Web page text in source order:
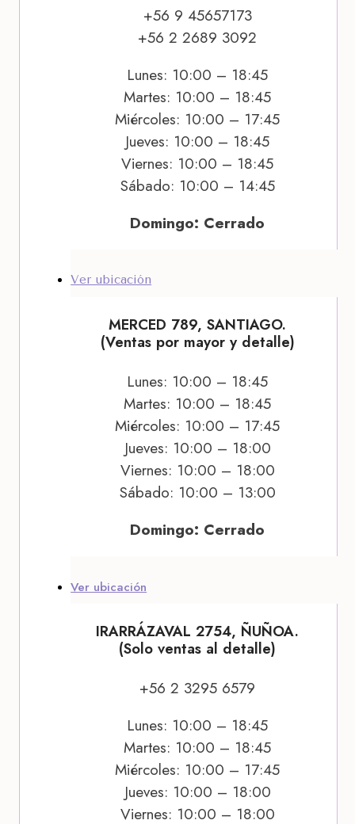
+56 9 45657173
+56 2 2689 3092
Lunes: 10:00 – 18:45
Martes: 10:00 – 18:45
Miércoles: 10:00 – 17:45
Jueves: 10:00 – 18:45
Viernes: 10:00 – 18:45
Sábado: 10:00 – 14:45
Domingo: Cerrado
Ver ubicación
MERCED 789, SANTIAGO.
(Ventas por mayor y detalle)
Lunes: 10:00 – 18:45
Martes: 10:00 – 18:45
Miércoles: 10:00 – 17:45
Jueves: 10:00 – 18:00
Viernes: 10:00 – 18:00
Sábado: 10:00 – 13:00
Domingo: Cerrado
Ver ubicación
IRARRÁZAVAL 2754, ÑUÑOA.
(Solo ventas al detalle)
+56 2 3295 6579
Lunes: 10:00 – 18:45
Martes: 10:00 – 18:45
Miércoles: 10:00 – 17:45
Jueves: 10:00 – 18:00
Viernes: 10:00 – 18:00